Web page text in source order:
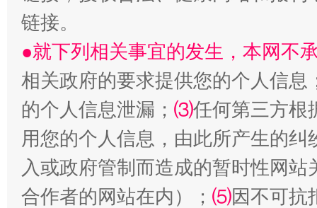
链接。
●就下列相关事宜的发生，本网不
相关政府的要求提供您的个人信息
的个人信息泄漏； ⑶任何第三方根
用您的个人信息，由此所产生的纠
入或政府管制而造成的暂时性网
合作者的网站在内）； ⑸因不可抗